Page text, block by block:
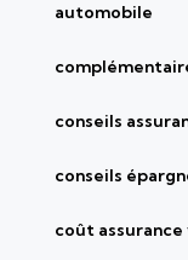
automobile
conseils
conseils
coût